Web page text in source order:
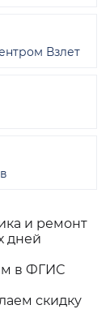
и ремонт
дней
в ФГИС
скидку
Взлет